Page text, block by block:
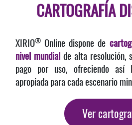
CARTOGRAFÍA
XIRIO®Online dispone de
nivel mundialde alta resolución,
pago por uso, ofreciendo así
apropiada para cada escenario
Ver